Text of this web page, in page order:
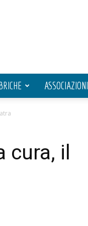
ASSOCIAZIONI
il